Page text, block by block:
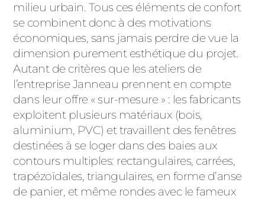
milieu urbain. Tous ces éléments de confort
se combinent donc à des motivations
économiques, sans jamais perdre de vue la
dimension purement esthétique du projet.
Autant de critères que les ateliers de
l’entreprise Janneau prennent en compte
dans leur offre « sur-mesure » : les fabricants
exploitent plusieurs matériaux (bois,
aluminium, PVC) et travaillent des fenêtres
destinées à se loger dans des baies aux
contours multiples: rectangulaires, carrées,
trapézoïdales, triangulaires, en forme d’anse
de panier, et même rondes avec le fameux